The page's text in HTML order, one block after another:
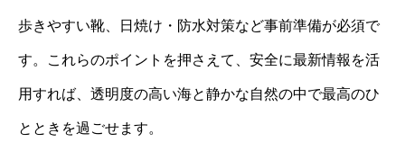
歩きやすい靴、日焼け・防水対策など事前準備が必須で
す。これらのポイントを押さえて、安全に最新情報を活
用すれば、透明度の高い海と静かな自然の中で最高のひ
とときを過ごせます。